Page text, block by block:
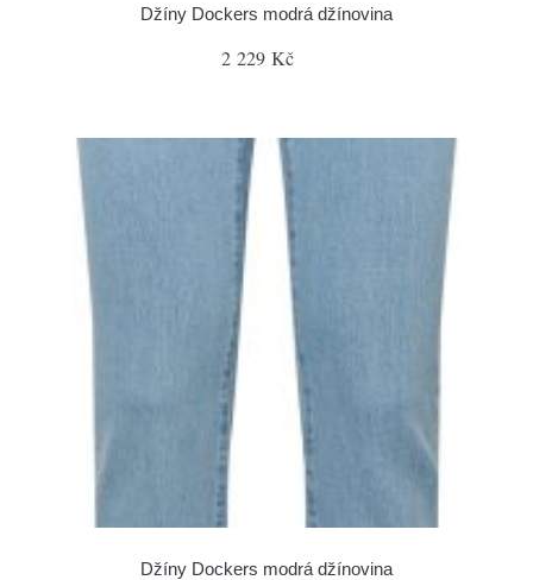
Džíny Dockers modrá džínovina
2 229 Kč
Džíny Dockers modrá džínovina